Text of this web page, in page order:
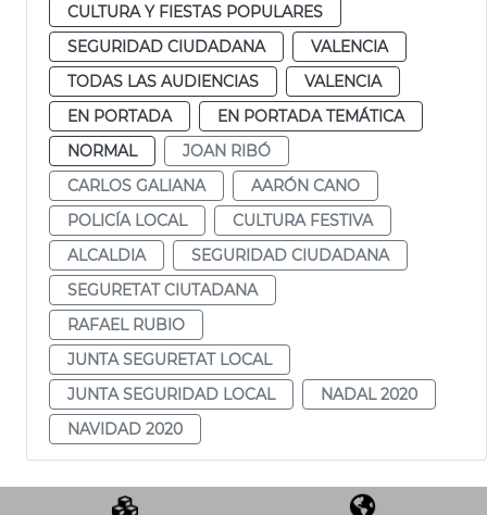
CULTURA Y FIESTAS POPULARES
SEGURIDAD CIUDADANA
VALENCIA
TODAS LAS AUDIENCIAS
VALENCIA
EN PORTADA
EN PORTADA TEMÁTICA
NORMAL
JOAN RIBÓ
CARLOS GALIANA
AARÓN CANO
POLICÍA LOCAL
CULTURA FESTIVA
ALCALDIA
SEGURIDAD CIUDADANA
SEGURETAT CIUTADANA
RAFAEL RUBIO
JUNTA SEGURETAT LOCAL
JUNTA SEGURIDAD LOCAL
NADAL 2020
NAVIDAD 2020